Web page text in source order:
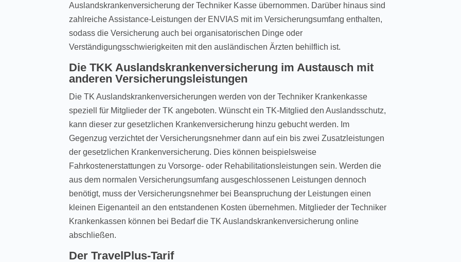
Auslandskrankenversicherung der Techniker Kasse übernommen. Darüber hinaus sind
zahlreiche Assistance-Leistungen der ENVIAS mit im Versicherungsumfang enthalten,
sodass die Versicherung auch bei organisatorischen Dinge oder
Verständigungsschwierigkeiten mit den ausländischen Ärzten behilflich ist.
Die TKK Auslandskrankenversicherung im Austausch mit
anderen Versicherungsleistungen
Die TK Auslandskrankenversicherungen werden von der Techniker Krankenkasse
speziell für Mitglieder der TK angeboten. Wünscht ein TK-Mitglied den Auslandsschutz,
kann dieser zur gesetzlichen Krankenversicherung hinzu gebucht werden. Im
Gegenzug verzichtet der Versicherungsnehmer dann auf ein bis zwei Zusatzleistungen
der gesetzlichen Krankenversicherung. Dies können beispielsweise
Fahrkostenerstattungen zu Vorsorge- oder Rehabilitationsleistungen sein. Werden die
aus dem normalen Versicherungsumfang ausgeschlossenen Leistungen dennoch
benötigt, muss der Versicherungsnehmer bei Beanspruchung der Leistungen einen
kleinen Eigenanteil an den entstandenen Kosten übernehmen. Mitglieder der Techniker
Krankenkassen können bei Bedarf die TK Auslandskrankenversicherung online
abschließen.
Der TravelPlus-Tarif